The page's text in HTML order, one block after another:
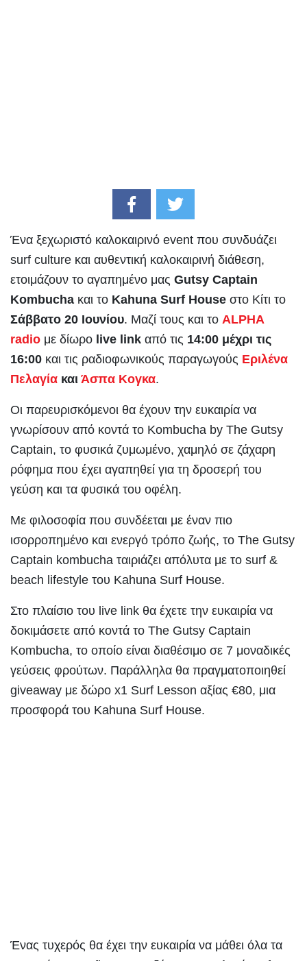
Ένα ξεχωριστό καλοκαιρινό event που συνδυάζει
surf culture και αυθεντική καλοκαιρινή διάθεση,
ετοιμάζουν το αγαπημένο μας Gutsy Captain
Kombucha και το Kahuna Surf House στο Κίτι το
Σάββατο 20 Ιουνίου. Μαζί τους και το ALPHA
radio με δίωρο live link από τις 14:00 μέχρι τις
16:00 και τις ραδιοφωνικούς παραγωγούς Εριλένα
Πελαγία και Άσπα Κογκα.
Οι παρευρισκόμενοι θα έχουν την ευκαιρία να
γνωρίσουν από κοντά το Kombucha by The Gutsy
Captain, το φυσικά ζυμωμένο, χαμηλό σε ζάχαρη
ρόφημα που έχει αγαπηθεί για τη δροσερή του
γεύση και τα φυσικά του οφέλη.
Με φιλοσοφία που συνδέεται με έναν πιο
ισορροπημένο και ενεργό τρόπο ζωής, το The Gutsy
Captain kombucha ταιριάζει απόλυτα με το surf &
beach lifestyle του Kahuna Surf House.
Στο πλαίσιο του live link θα έχετε την ευκαιρία να
δοκιμάσετε από κοντά το The Gutsy Captain
Kombucha, το οποίο είναι διαθέσιμο σε 7 μοναδικές
γεύσεις φρούτων. Παράλληλα θα πραγματοποιηθεί
giveaway με δώρο x1 Surf Lesson αξίας €80, μια
προσφορά του Kahuna Surf House.
Ένας τυχερός θα έχει την ευκαιρία να μάθει όλα τα